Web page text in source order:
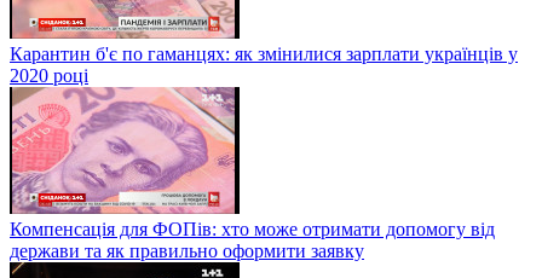
Карантин б'є по гаманцях: як змінилися зарплати українців у
2020 році
Компенсація для ФОПів: хто може отримати допомогу від
держави та як правильно оформити заявку